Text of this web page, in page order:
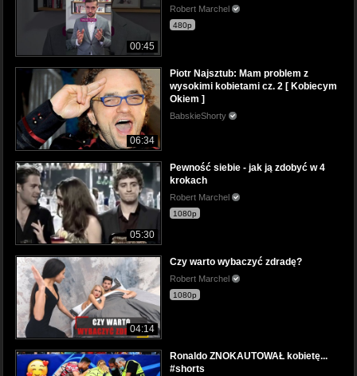
00:45
Robert Marchel
480p
06:34
Piotr Najsztub: Mam problem z
wysokimi kobietami cz. 2 [ Kobiecym
Okiem ]
BabskieShorty
05:30
Pewność siebie - jak ją zdobyć w 4
krokach
Robert Marchel
1080p
04:14
Czy warto wybaczyć zdradę?
Robert Marchel
1080p
Ronaldo ZNOKAUTOWAŁ kobietę...
#shorts